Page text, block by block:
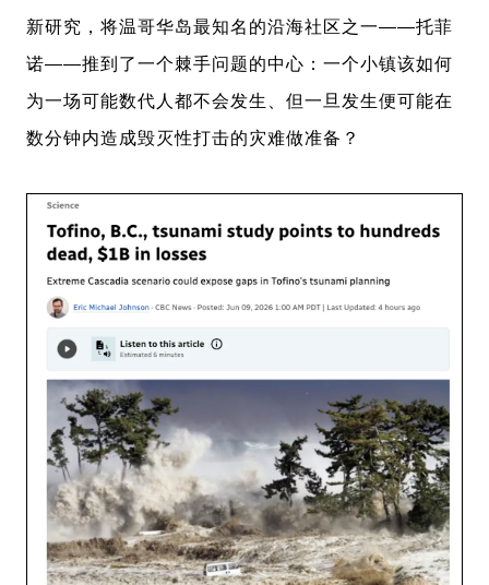
新研究，将温哥华岛最知名的沿海社区之一——托菲
诺——推到了一个棘手问题的中心：一个小镇该如何
为一场可能数代人都不会发生、但一旦发生便可能在
数分钟内造成毁灭性打击的灾难做准备？